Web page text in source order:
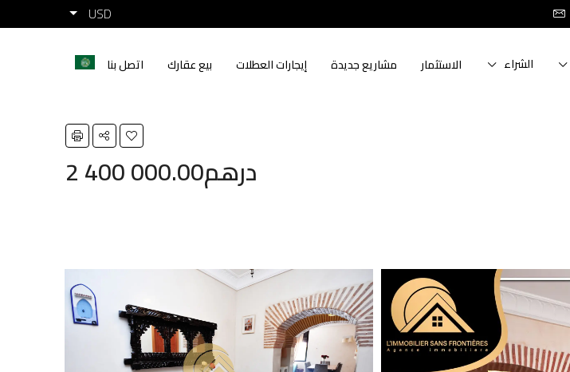
USD
الشراء الاستثمار مشاريع جديدة إيجارات العطلات بيع عقارك اتصل بنا
2 400 000.00درهم